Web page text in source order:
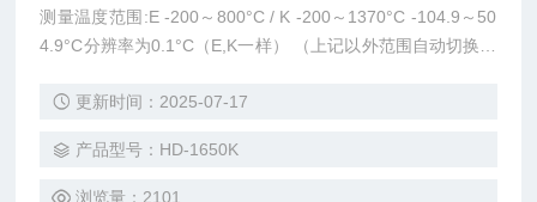
测量温度范围:E -200～800°C / K -200～1370°C -104.9～50
4.9°C分辨率为0.1°C（E,K一样） （上记以外范围自动切换1°
更新时间：2025-07-17
产品型号：HD-1650K
浏览量：2101